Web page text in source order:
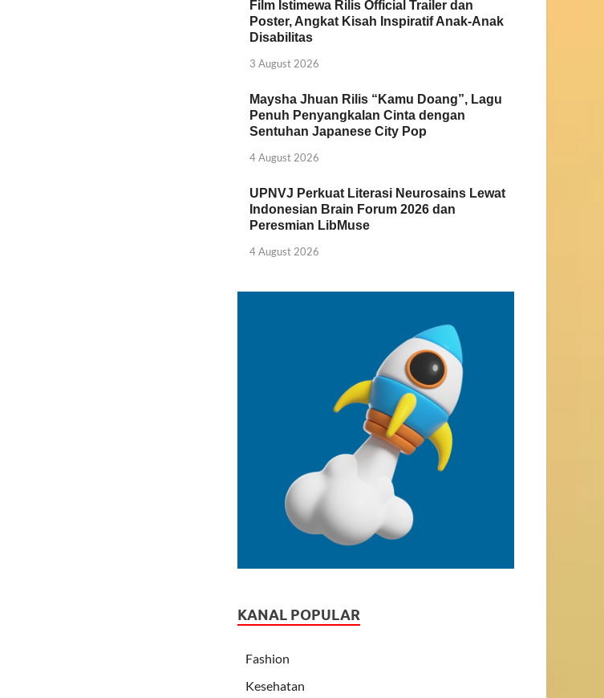
Film Istimewa Rilis Official Trailer dan
Poster, Angkat Kisah Inspiratif Anak-Anak
Disabilitas
3 August 2026
Maysha Jhuan Rilis “Kamu Doang”, Lagu
Penuh Penyangkalan Cinta dengan
Sentuhan Japanese City Pop
4 August 2026
UPNVJ Perkuat Literasi Neurosains Lewat
Indonesian Brain Forum 2026 dan
Peresmian LibMuse
4 August 2026
KANAL POPULAR
Fashion
Kesehatan